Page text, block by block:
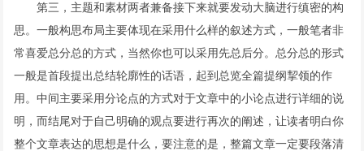
第三，主题和素材两者兼备接下来就要发动大脑进行缜密的构
思。一般构思布局主要体现在采用什么样的叙述方式，一般笔者非
常喜爱总分总的方式，当然你也可以采用先总后分。总分总的形式
一般是首段提出总结轮廓性的话语，起到总览全篇提纲挈领的作
用。中间主要采用分论点的方式对于文章中的小论点进行详细的说
明，而结尾对于自己明确的观点要进行再次的阐述，让读者明白你
整个文章表达的思想是什么，要注意的是，整篇文章一定要段落清